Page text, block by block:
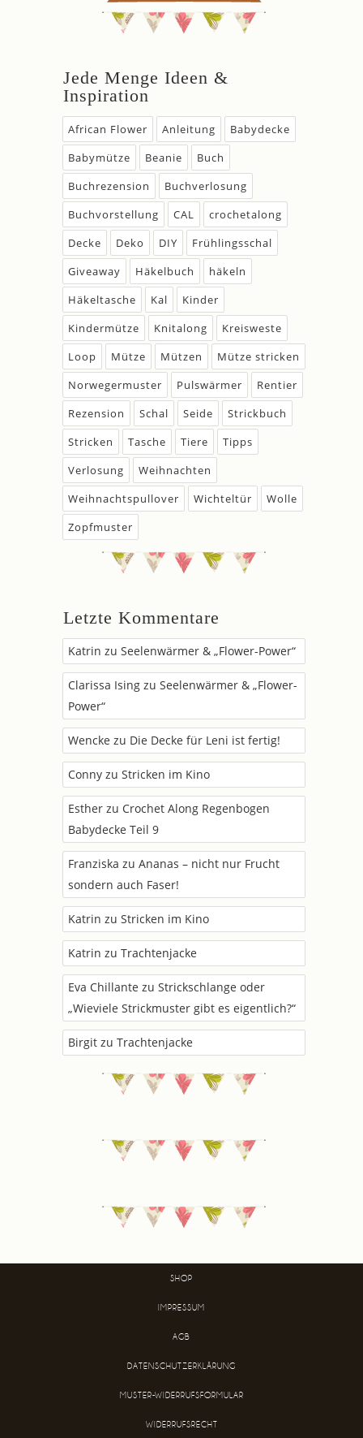
Jede Menge Ideen &
Inspiration
African Flower Anleitung
Babydecke
Babymütze
Beanie
Buch
Buchrezension
Buchverlosung
Buchvorstellung
CAL
crochetalong
Decke
Deko DIY
Frühlingsschal
Giveaway
Häkelbuch
häkeln
Häkeltasche
Kal
Kinder
Kindermütze
Knitalong
Kreisweste
Loop
Mütze Mützen
Mütze stricken
Norwegermuster
Pulswärmer
Rentier
Rezension
Schal Seide
Strickbuch
Stricken
Tasche Tiere
Tipps
Verlosung
Weihnachten
Weihnachtspullover
Wichteltür
Wolle
Zopfmuster
Letzte Kommentare
Katrin zu Seelenwärmer & „Flower-Power“
Clarissa Ising zu Seelenwärmer & „Flower-
Power“
Wencke zu Die Decke für Leni ist fertig!
Conny zu Stricken im Kino
Esther zu Crochet Along Regenbogen
Babydecke Teil 9
Franziska zu Ananas – nicht nur Frucht
sondern auch Faser!
Katrin zu Stricken im Kino
Katrin zu Trachtenjacke
Eva Chillante zu Strickschlange oder
„Wieviele Strickmuster gibt es eigentlich?“
Birgit zu Trachtenjacke
SHOP
IMPRESSUM
AGB
DATENSCHUTZERKLÄRUNG
MUSTER-WIDERRUFSFORMULAR
WIDERRUFSRECHT